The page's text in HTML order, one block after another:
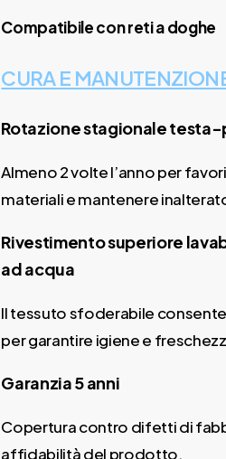
Compatibile con reti a doghe
CURA E
Rotazione stagionale
Almeno 2 volte l’anno per
materiali e mantenere
Rivestimento superiore
ad acqua
Il tessuto sfoderabile
per garantire igiene e
Garanzia 5 anni
Copertura contro difetti di
affidabilità del prodotto.